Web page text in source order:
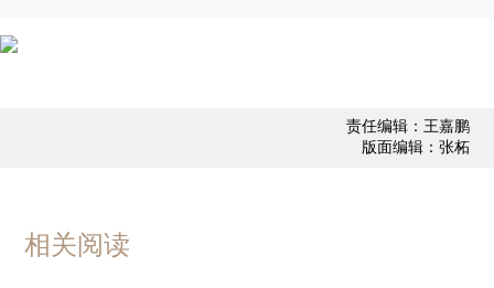
责任编辑：王嘉鹏
版面编辑：张柘
相关阅读